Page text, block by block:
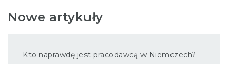
Nowe artykuły
Kto naprawdę jest pracodawcą w Niemczech?